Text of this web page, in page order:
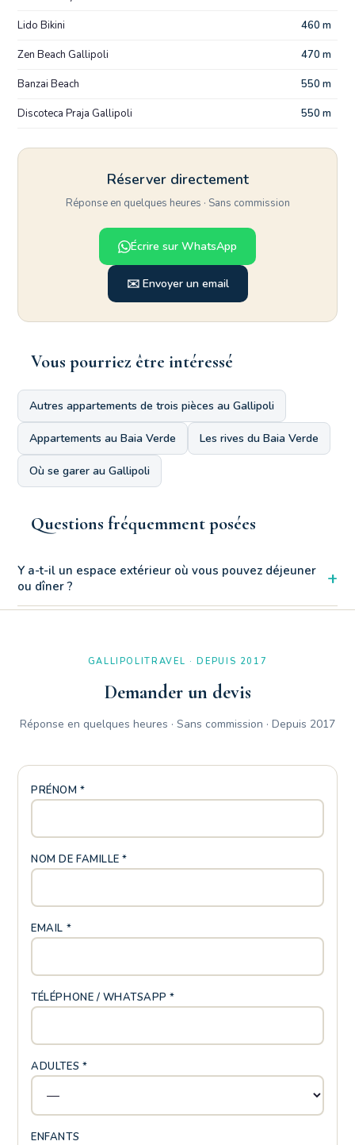
Lido Bikini 460 m
Zen Beach Gallipoli 470 m
Banzai Beach 550 m
Discoteca Praja Gallipoli 550 m
Réserver directement
Réponse en quelques heures · Sans commission
Écrire sur WhatsApp
✉️ Envoyer un email
Vous pourriez être intéressé
Autres appartements de trois pièces au Gallipoli
Appartements au Baia Verde Les rives du Baia Verde
Où se garer au Gallipoli
Questions fréquemment posées
Y a-t-il un espace extérieur où vous pouvez déjeuner
ou dîner ?
+
Certainement! L'appartement Vert Trois Pièces à l'intérieur du
entouré sur deux côtés par un espace privé, l'environnement
parfait pour se détendre confortablement en plein air.
GALLIPOLITRAVEL · DEPUIS 2017
Demander un devis
Réponse en quelques heures · Sans commission · Depuis 2017
PRÉNOM *
NOM DE FAMILLE *
EMAIL *
TÉLÉPHONE / WHATSAPP *
ADULTES *
ENFANTS